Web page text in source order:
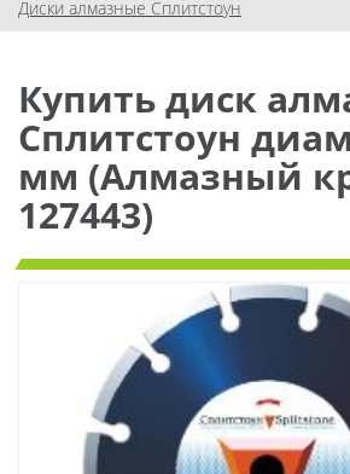
Диски алмазные Сплитстоун
Купить диск
Сплитстоун
мм (Алмазный
127443)